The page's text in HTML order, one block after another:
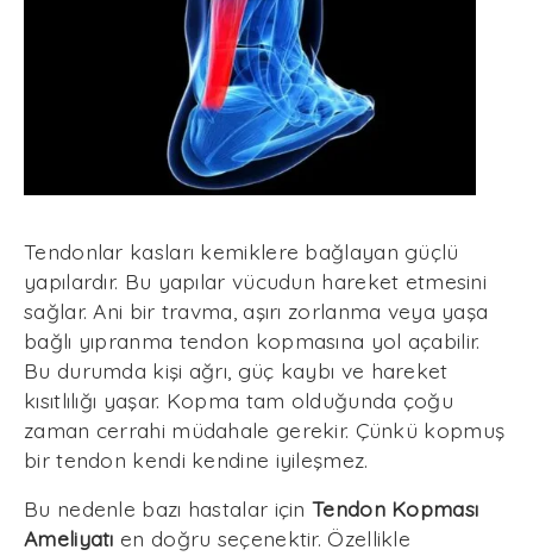
Tendonlar kasları kemiklere bağlayan güçlü
yapılardır. Bu yapılar vücudun hareket etmesini
sağlar. Ani bir travma, aşırı zorlanma veya yaşa
bağlı yıpranma tendon kopmasına yol açabilir.
Bu durumda kişi ağrı, güç kaybı ve hareket
kısıtlılığı yaşar. Kopma tam olduğunda çoğu
zaman cerrahi müdahale gerekir. Çünkü kopmuş
bir tendon kendi kendine iyileşmez.
Bu nedenle bazı hastalar için Tendon Kopması
Ameliyatı en doğru seçenektir. Özellikle